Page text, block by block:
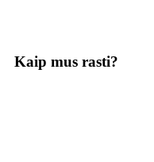
Kaip mus rasti?